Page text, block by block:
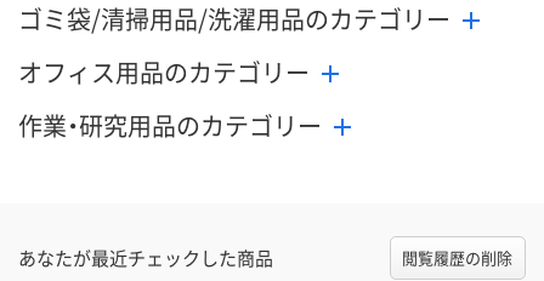
ゴミ袋/清掃用品/洗濯用品のカテゴリー
オフィス用品のカテゴリー
作業・研究用品のカテゴリー
あなたが最近チェックした商品 閲覧履歴の削除